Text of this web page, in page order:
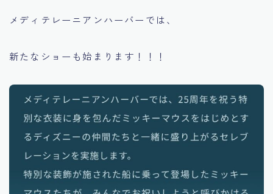
メディテレーニアンハーバーでは、
新たなショーも始まります！！！